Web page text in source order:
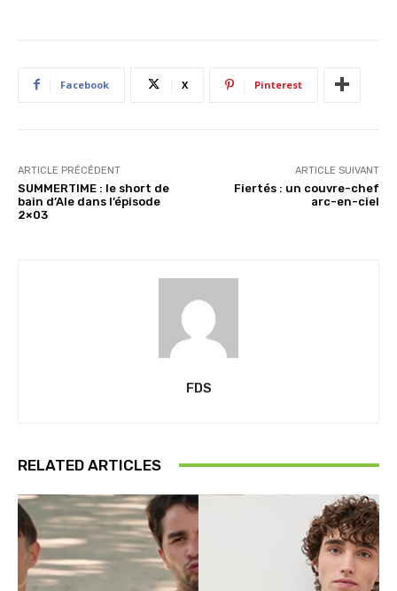
Facebook X Pinterest
ARTICLE PRÉCÉDENT
SUMMERTIME : le short de
bain d’Ale dans l’épisode
2×03
ARTICLE SUIVANT
Fiertés : un couvre-chef
arc-en-ciel
FDS
RELATED ARTICLES